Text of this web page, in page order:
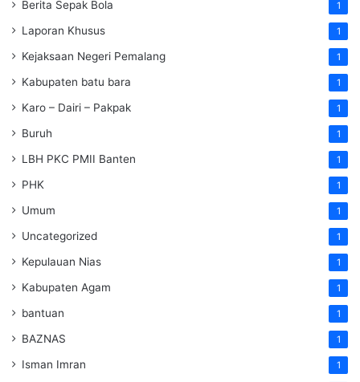
Berita Sepak Bola 1
Laporan Khusus 1
Kejaksaan Negeri Pemalang 1
Kabupaten batu bara 1
Karo – Dairi – Pakpak 1
Buruh 1
LBH PKC PMII Banten 1
PHK 1
Umum 1
Uncategorized 1
Kepulauan Nias 1
Kabupaten Agam 1
bantuan 1
BAZNAS 1
Isman Imran 1